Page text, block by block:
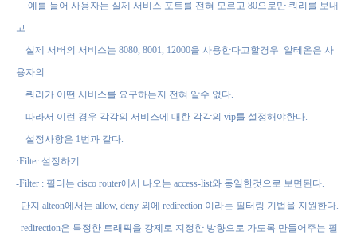
예를 들어 사용자는 실제 서비스 포트를 전혀 모르고 80으로만 쿼리를 보내
고
실제 서버의 서비스는 8080, 8001, 12000을 사용한다고할경우 알테온은 사
용자의
쿼리가 어떤 서비스를 요구하는지 전혀 알수 없다.
따라서 이런 경우 각각의 서비스에 대한 각각의 vip를 설정해야한다.
설정사항은 1번과 같다.
·Filter 설정하기
-Filter : 필터는 cisco router에서 나오는 access-list와 동일한것으로 보면된다.
단지 alteon에서는 allow, deny 외에 redirection 이라는 필터링 기법을 지원한다.
redirection은 특정한 트래픽을 강제로 지정한 방향으로 가도록 만들어주는 필